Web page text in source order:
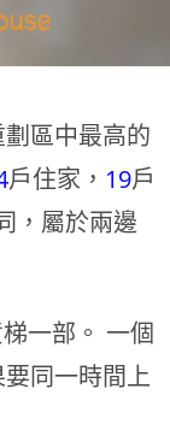
區中最高的
戶住家， 19戶
，屬於兩邊
一部。 一個
同一時間上